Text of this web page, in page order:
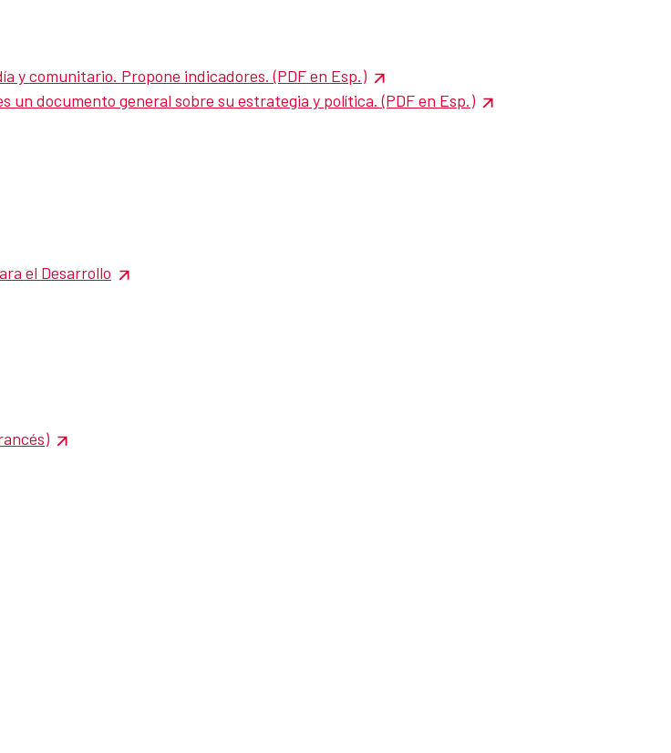
y comunitario. Propone indicadores. (PDF en Esp.)
un documento general sobre su estrategia y política. (PDF en Esp.)
el Desarrollo